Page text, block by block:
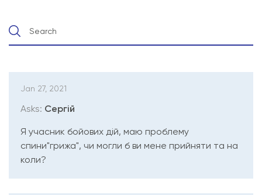
Search
Jan 27, 2021
Asks: Сергій
Я учасник бойових дій, маю проблему
спини"грижа", чи могли б ви мене прийняти та на
коли?